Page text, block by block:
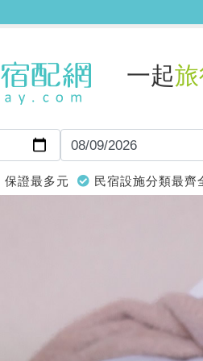
一起
保證最多元 民宿設施分類最齊